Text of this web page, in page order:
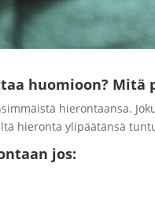
huomioon? Mitä
hierontaansa.
hieronta ylipäätänsä
jos: